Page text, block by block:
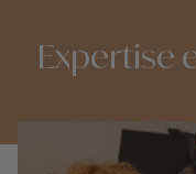
Expertise